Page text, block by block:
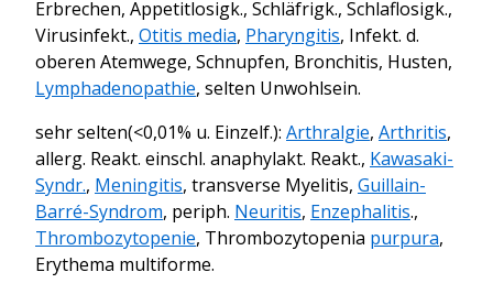
Erbrechen, Appetitlosigk., Schläfrigk., Schlaflosigk.,
Virusinfekt., Otitis media, Pharyngitis, Infekt. d.
oberen Atemwege, Schnupfen, Bronchitis, Husten,
Lymphadenopathie, selten Unwohlsein.
sehr selten(<0,01% u. Einzelf.): Arthralgie, Arthritis,
allerg. Reakt. einschl. anaphylakt. Reakt., Kawasaki-
Syndr., Meningitis, transverse Myelitis, Guillain-
Barré-Syndrom, periph. Neuritis, Enzephalitis.,
Thrombozytopenie, Thrombozytopenia purpura,
Erythema multiforme.